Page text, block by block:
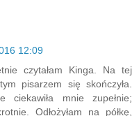
12:09
czytałam Kinga. Na tej
pisarzem się skończyła.
ciekawiła mnie zupełnie;
Odłożyłam na półkę,